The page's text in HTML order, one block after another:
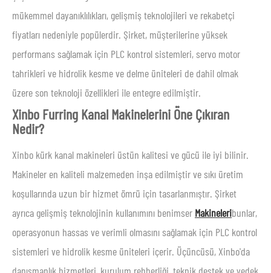
mükemmel dayanıklılıkları, gelişmiş teknolojileri ve rekabetçi
fiyatları nedeniyle popülerdir. Şirket, müşterilerine yüksek
performans sağlamak için PLC kontrol sistemleri, servo motor
tahrikleri ve hidrolik kesme ve delme üniteleri de dahil olmak
üzere son teknoloji özellikleri ile entegre edilmiştir.
Xinbo Furring Kanal Makinelerini Öne Çıkıran
Nedir?
Xinbo kürk kanal makineleri üstün kalitesi ve gücü ile iyi bilinir.
Makineler en kaliteli malzemeden inşa edilmiştir ve sıkı üretim
koşullarında uzun bir hizmet ömrü için tasarlanmıştır. Şirket
ayrıca gelişmiş teknolojinin kullanımını benimser Makineleribunlar,
operasyonun hassas ve verimli olmasını sağlamak için PLC kontrol
sistemleri ve hidrolik kesme üniteleri içerir. Üçüncüsü, Xinbo'da